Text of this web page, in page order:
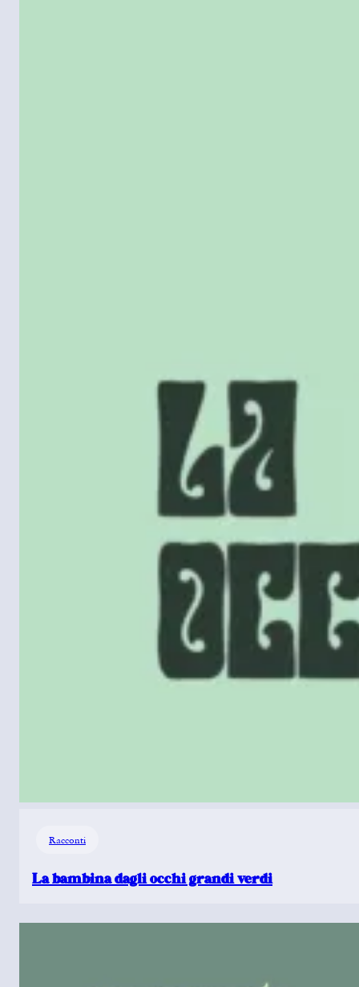
Racconti
La bambina dagli occhi grandi verdi